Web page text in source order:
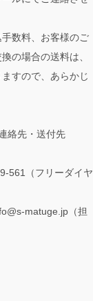
数料、お客様のご
の場合の送料は、
すので、あらかじ
絡先・送付先
561（フリーダイヤ
matuge.jp（担